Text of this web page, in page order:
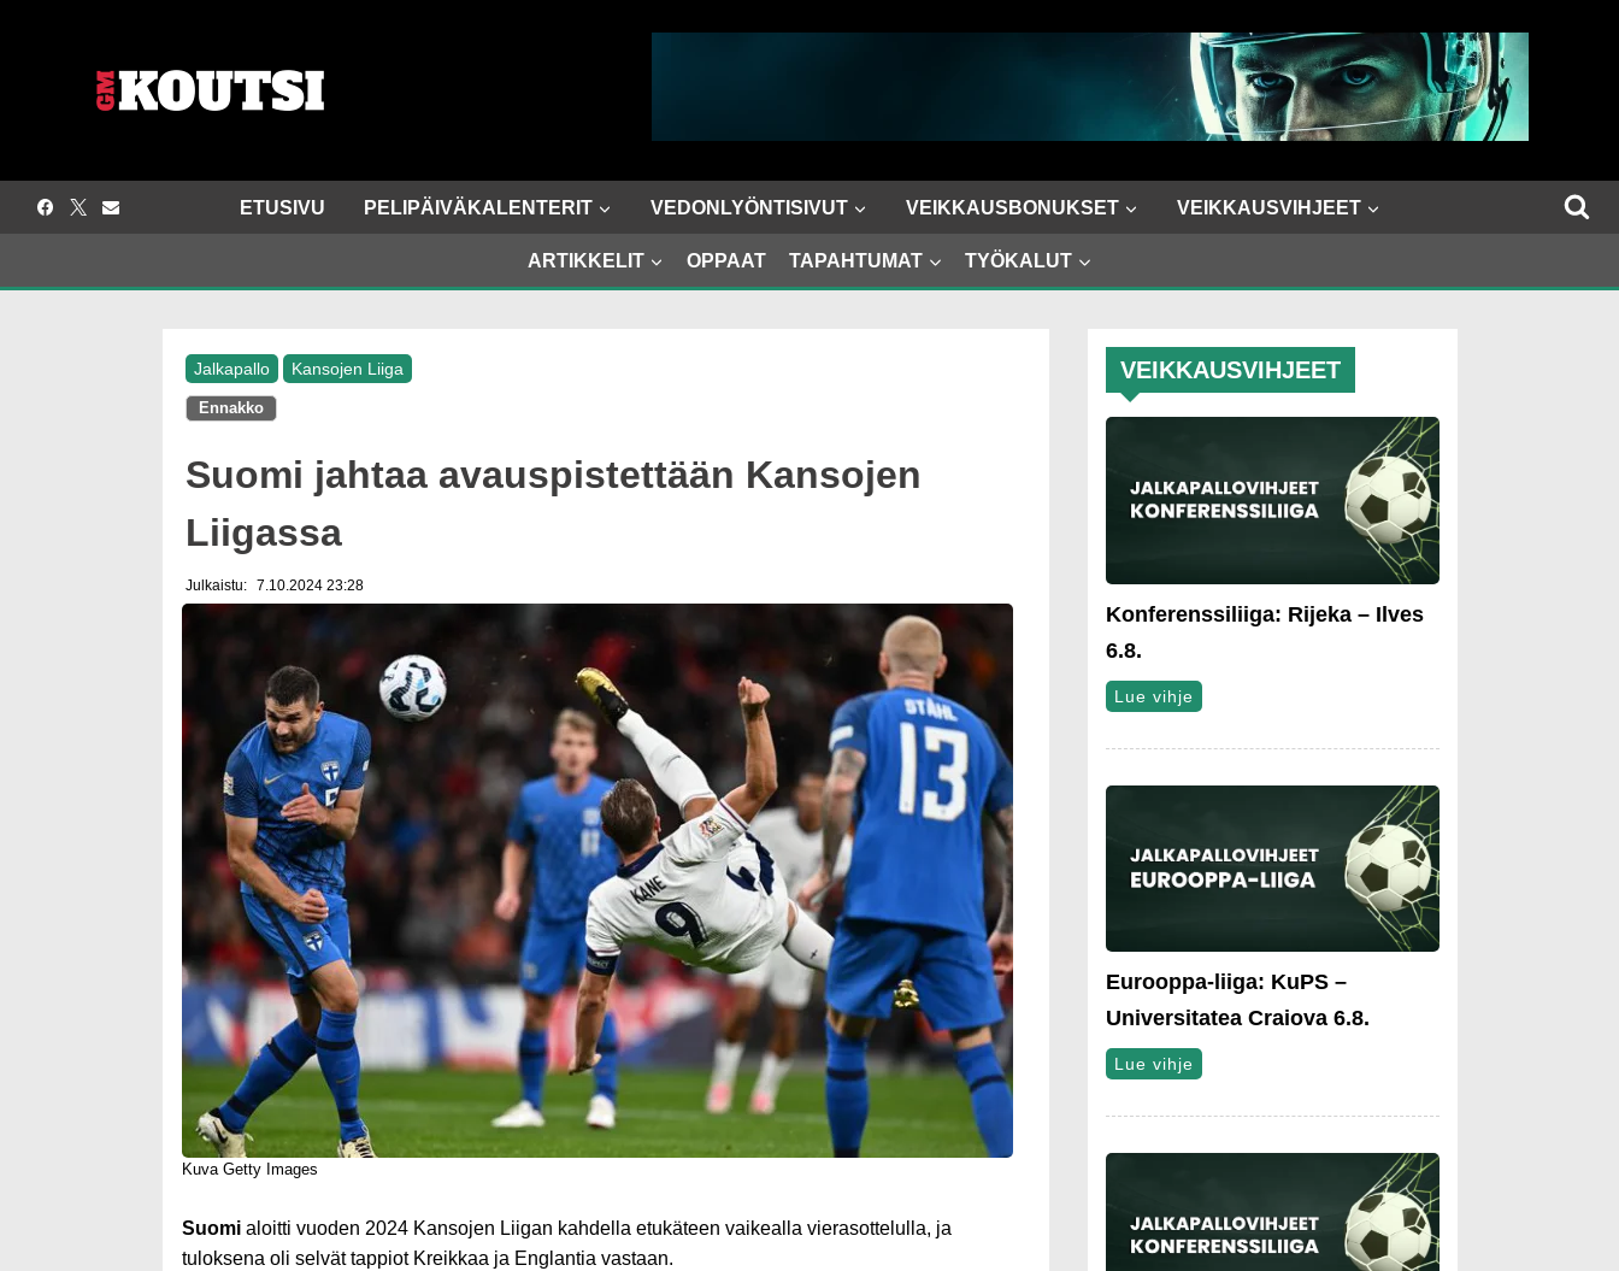
ETUSIVU PELIPÄIVÄKALENTERIT VEDONLYÖNTISIVUT VEIKKAUSBONUKSET VEIKKAUSVIHJEET
ARTIKKELIT OPPAAT TAPAHTUMAT TYÖKALUT
Jalkapallo Kansojen Liiga
Ennakko
Suomi jahtaa avauspistettään Kansojen
Liigassa
Julkaistu: 7.10.2024 23:28
Kuva Getty Images
Suomialoitti vuoden 2024 Kansojen Liigan kahdella etukäteen vaikealla vierasottelulla, ja
tuloksena oli selvät tappiot Kreikkaa ja Englantia vastaan.
VEIKKAUSVIHJEET
Konferenssiliiga: Rijeka – Ilves
6.8.
Lue vihje
Eurooppa-liiga: KuPS –
Universitatea Craiova 6.8.
Lue vihje